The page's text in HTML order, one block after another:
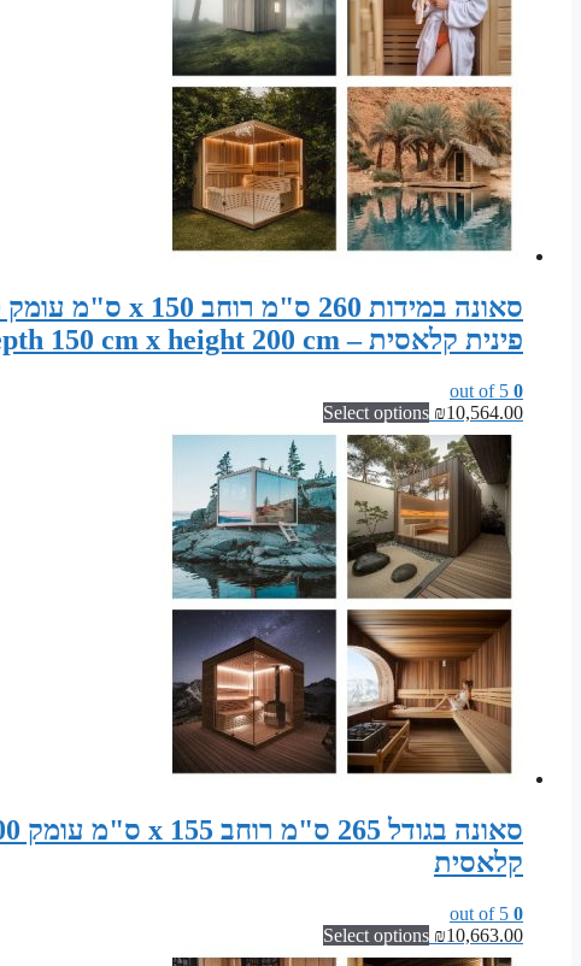
פינית קלאסית – Sauna width 260 cm x depth 150 cm x height 200 cm
0
₪10,564.00
Select options
קלאסית
0
₪10,663.00
Select options